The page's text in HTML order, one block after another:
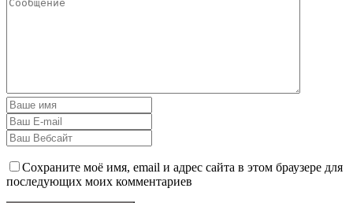
Сохраните моё имя, email и адрес сайта в этом браузере для
последующих моих комментариев